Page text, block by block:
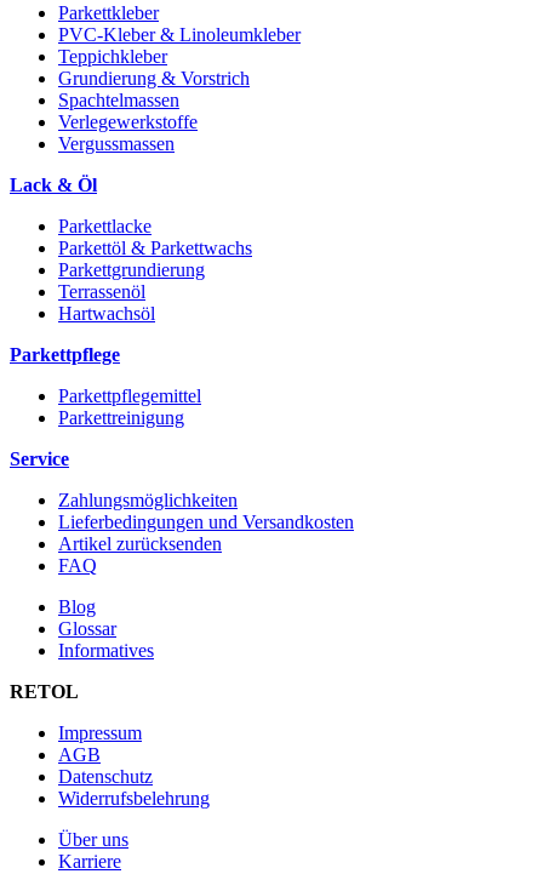
Parkettkleber
PVC-Kleber & Linoleumkleber
Teppichkleber
Grundierung & Vorstrich
Spachtelmassen
Verlegewerkstoffe
Vergussmassen
Lack & Öl
Parkettlacke
Parkettöl & Parkettwachs
Parkettgrundierung
Terrassenöl
Hartwachsöl
Parkettpflege
Parkettpflegemittel
Parkettreinigung
Service
Zahlungsmöglichkeiten
Lieferbedingungen und Versandkosten
Artikel zurücksenden
FAQ
Blog
Glossar
Informatives
RETOL
Impressum
AGB
Datenschutz
Widerrufsbelehrung
Über uns
Karriere